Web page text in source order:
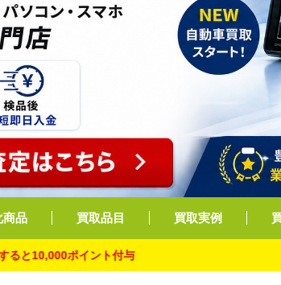
商品 買取品目 買取実例
ポイント付与 成